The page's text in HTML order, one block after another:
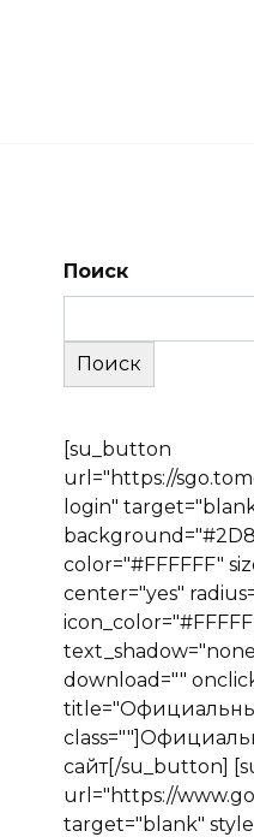
Поиск
Поиск
[su_button
url="https://
login"
color="#FFFFFF"
center="yes"
download=""
сайт[/su_button]
url="https://
target="blank"